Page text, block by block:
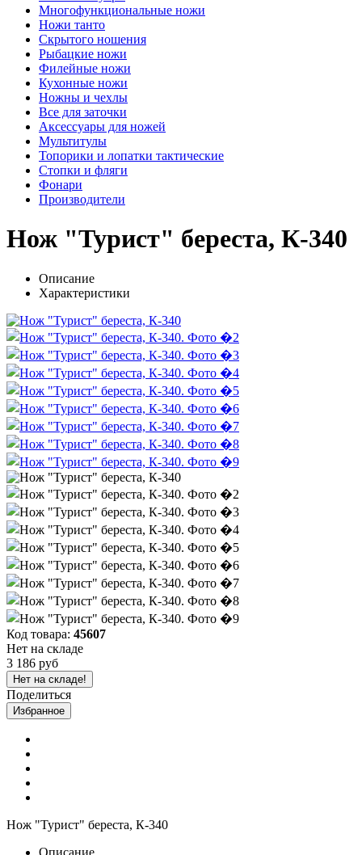
Многофункциональные ножи
Ножи танто
Скрытого ношения
Рыбацкие ножи
Филейные ножи
Кухонные ножи
Ножны и чехлы
Все для заточки
Аксессуары для ножей
Мультитулы
Топорики и лопатки тактические
Стопки и фляги
Фонари
Производители
Нож "Турист" береста, К-340
Описание
Характеристики
Код товара: 45607
Нет на складе
3 186 руб
Нет на складе!
Поделиться
Избранное
Нож "Турист" береста, К-340
Описание